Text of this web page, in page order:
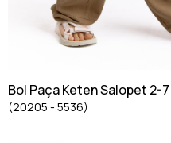
Bol Paça Keten Salopet 2-
(20205 - 5536)